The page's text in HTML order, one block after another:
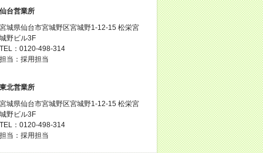
台営業所
城県仙台市宮城野区宮城野1-12-15 松栄宮
野ビル3F
：0120-498-314
当：採用担当
北営業所
城県仙台市宮城野区宮城野1-12-15 松栄宮
野ビル3F
：0120-498-314
当：採用担当